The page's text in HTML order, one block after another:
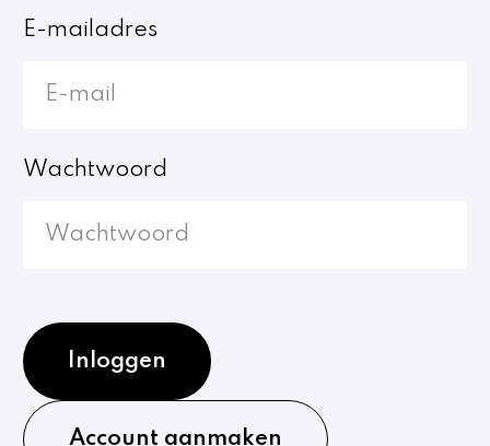
Inloggen
E-mailadres
Wachtwoord
Inloggen
Account aanmaken